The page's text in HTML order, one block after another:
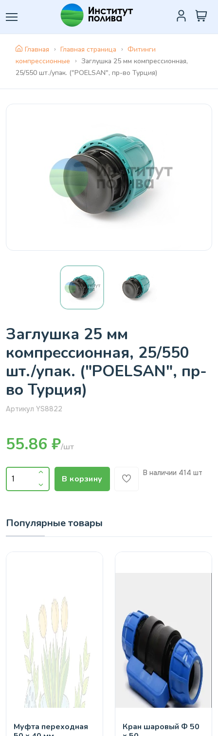
Главная Главная страница
Фитинги
компрессионные
Заглушка 25 мм компрессионная,
25/550 шт./упак. ("POELSAN", пр-во Турция)
Заглушка 25 мм
компрессионная, 25/550
шт./упак. ("POELSAN", пр-
во Турция)
Артикул YS8822
55.86 ₽/шт
В корзину
В наличии 414 шт
Популярные товары
Муфта переходная
Кран шaровый Ф 50